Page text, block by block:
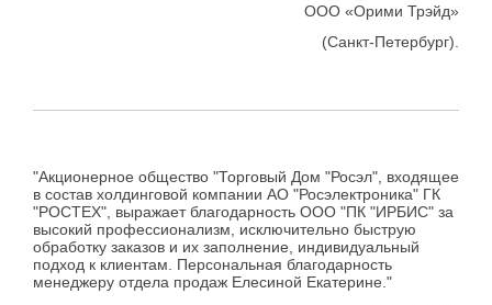
ООО «Орими Трэйд»
(Санкт-Петербург).
"Акционерное общество "Торговый Дом "Росэл", входящее
в состав холдинговой компании АО "Росэлектроника" ГК
"РОСТЕХ", выражает благодарность ООО "ПК "ИРБИС" за
высокий профессионализм, исключительно быструю
обработку заказов и их заполнение, индивидуальный
подход к клиентам. Персональная благодарность
менеджеру отдела продаж Елесиной Екатерине."